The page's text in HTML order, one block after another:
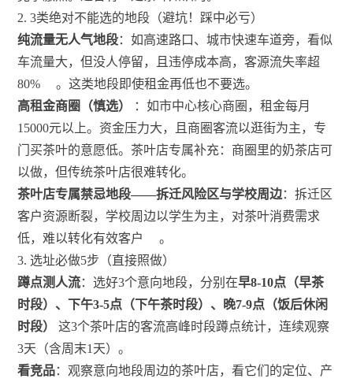
2. 3类绝对不能选的地段（避坑！踩中必亏）
纯流量无人气地段：如高速路口、城市快速车道旁，看似
车流量大，但没人停留，且违停成本高，客源流失率超
80%
。这类地段即使租金再低也不要选。
高租金商圈（慎选）
：如市中心核心商圈，租金每月
15000元以上。资金压力大，且商圈客流以逛街为主，专
门买茶叶的意愿低。茶叶店专属补充：商圈里的奶茶店可
以做，但传统茶叶店很难转化。
茶叶店专属禁忌地段——拆迁风险区与学校周边：拆迁区
客户资源断裂，学校周边以学生为主，对茶叶消费需求
低，难以转化有效客户
。
3. 选址必做5步（直接照做）
蹲点测人流：选好3个意向地段，分别在早8-10点（早茶
时段）、下午3-5点（下午茶时段）、晚7-9点（饭后休闲
时段）
这3个茶叶店的客流高峰时段蹲点统计，连续观察
3天（含周末1天）。
看竞品：观察意向地段周边的茶叶店，看它们的定位、产